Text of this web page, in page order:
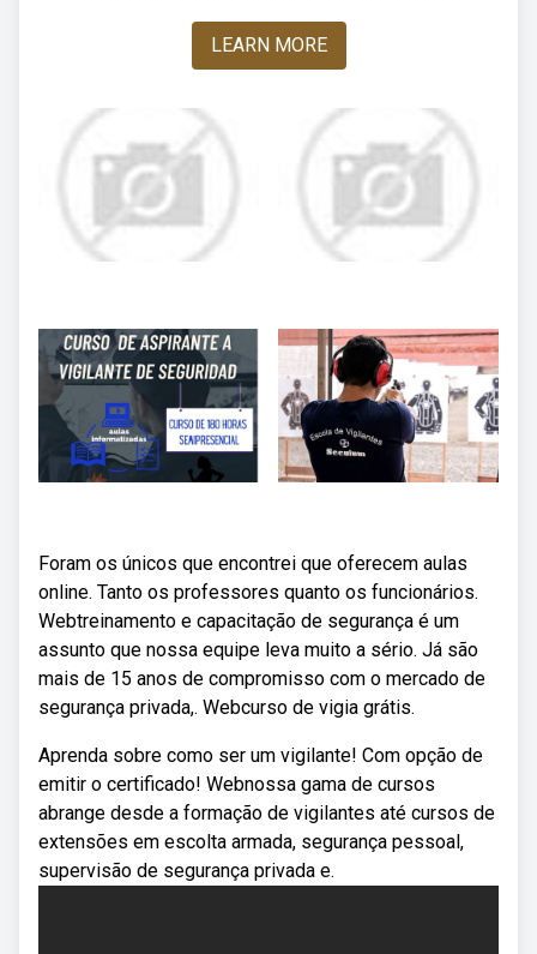
LEARN MORE
Foram os únicos que encontrei que oferecem aulas
online. Tanto os professores quanto os funcionários.
Webtreinamento e capacitação de segurança é um
assunto que nossa equipe leva muito a sério. Já são
mais de 15 anos de compromisso com o mercado de
segurança privada,. Webcurso de vigia grátis.
Aprenda sobre como ser um vigilante! Com opção de
emitir o certificado! Webnossa gama de cursos
abrange desde a formação de vigilantes até cursos de
extensões em escolta armada, segurança pessoal,
supervisão de segurança privada e.